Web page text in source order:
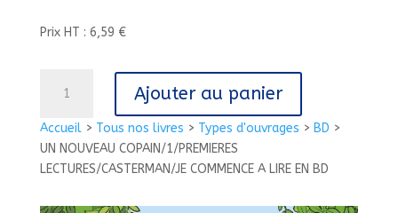
Accueil> Tous nos livres > Types d'ouvrages > BD >
UN NOUVEAU COPAIN/1/PREMIERES
LECTURES/CASTERMAN/JE COMMENCE A LIRE EN BD
Prix HT : 6,59 €
UN
NOUVEAU
COPAIN/1/PREMIERES
Ajouter au panier